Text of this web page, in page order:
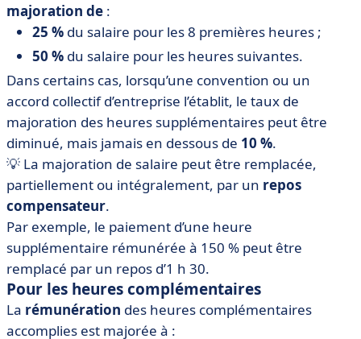
majoration de :
25 % du salaire pour les 8 premières heures ;
50 % du salaire pour les heures suivantes.
Dans certains cas, lorsqu’une convention ou un
accord collectif d’entreprise l’établit, le taux de
majoration des heures supplémentaires peut être
diminué, mais jamais en dessous de 10 %.
💡 La majoration de salaire peut être remplacée,
partiellement ou intégralement, par un repos
compensateur.
Par exemple, le paiement d’une heure
supplémentaire rémunérée à 150 % peut être
remplacé par un repos d’1 h 30.
Pour les heures complémentaires
La rémunération des heures complémentaires
accomplies est majorée à :